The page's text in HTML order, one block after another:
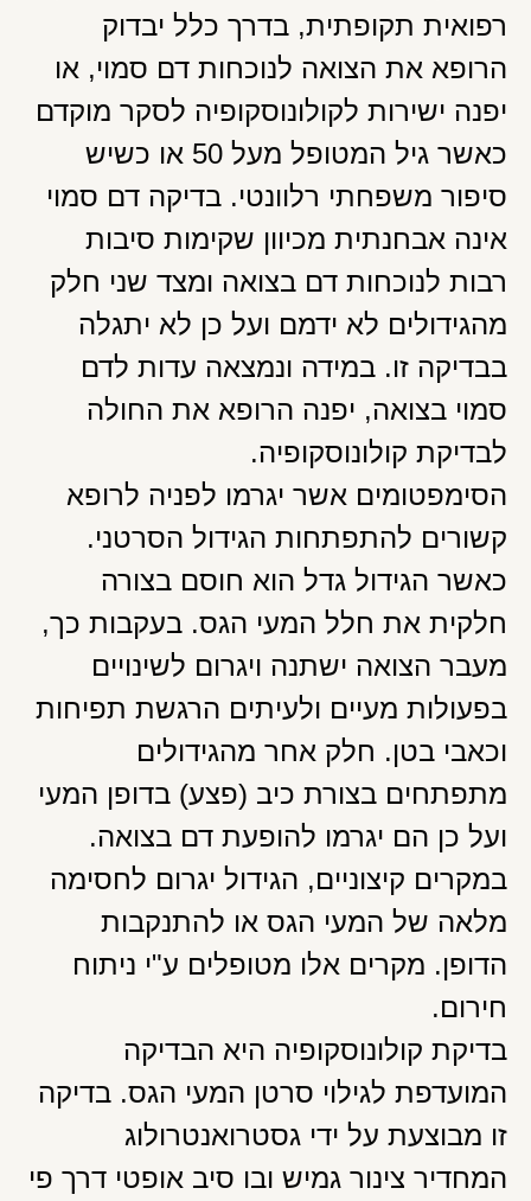
רפואית תקופתית, בדרך כלל יבדוק
הרופא את הצואה לנוכחות דם סמוי, או
יפנה ישירות לקולונוסקופיה לסקר מוקדם
כאשר גיל המטופל מעל 50 או כשיש
סיפור משפחתי רלוונטי. בדיקה דם סמוי
אינה אבחנתית מכיוון שקימות סיבות
רבות לנוכחות דם בצואה ומצד שני חלק
מהגידולים לא ידמם ועל כן לא יתגלה
בבדיקה זו. במידה ונמצאה עדות לדם
סמוי בצואה, יפנה הרופא את החולה
לבדיקת קולונוסקופיה.
הסימפטומים אשר יגרמו לפניה לרופא
קשורים להתפתחות הגידול הסרטני.
כאשר הגידול גדל הוא חוסם בצורה
חלקית את חלל המעי הגס. בעקבות כך,
מעבר הצואה ישתנה ויגרום לשינויים
בפעולות מעיים ולעיתים הרגשת תפיחות
וכאבי בטן. חלק אחר מהגידולים
מתפתחים בצורת כיב (פצע) בדופן המעי
ועל כן הם יגרמו להופעת דם בצואה.
במקרים קיצוניים, הגידול יגרום לחסימה
מלאה של המעי הגס או להתנקבות
הדופן. מקרים אלו מטופלים ע"י ניתוח
חירום.
בדיקת קולונוסקופיה היא הבדיקה
המועדפת לגילוי סרטן המעי הגס. בדיקה
זו מבוצעת על ידי גסטרואנטרולוג
המחדיר צינור גמיש ובו סיב אופטי דרך פי